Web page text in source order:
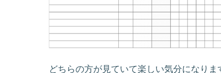
どちらの方が見ていて楽しい気分になりま